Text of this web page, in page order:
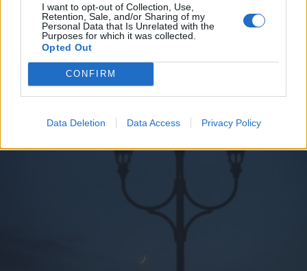
I want to opt-out of Collection, Use,
Retention, Sale, and/or Sharing of my
Personal Data that Is Unrelated with the
Purposes for which it was collected.
Opted Out
CONFIRM
Data Deletion Data Access Privacy Policy
kellett vízkorlátozást bevezetni
országszerte